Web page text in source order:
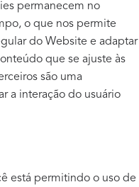
permanecem no
o que nos permite
do Website e adaptar
que se ajuste às
são uma
a interação do usuário
está permitindo o uso de